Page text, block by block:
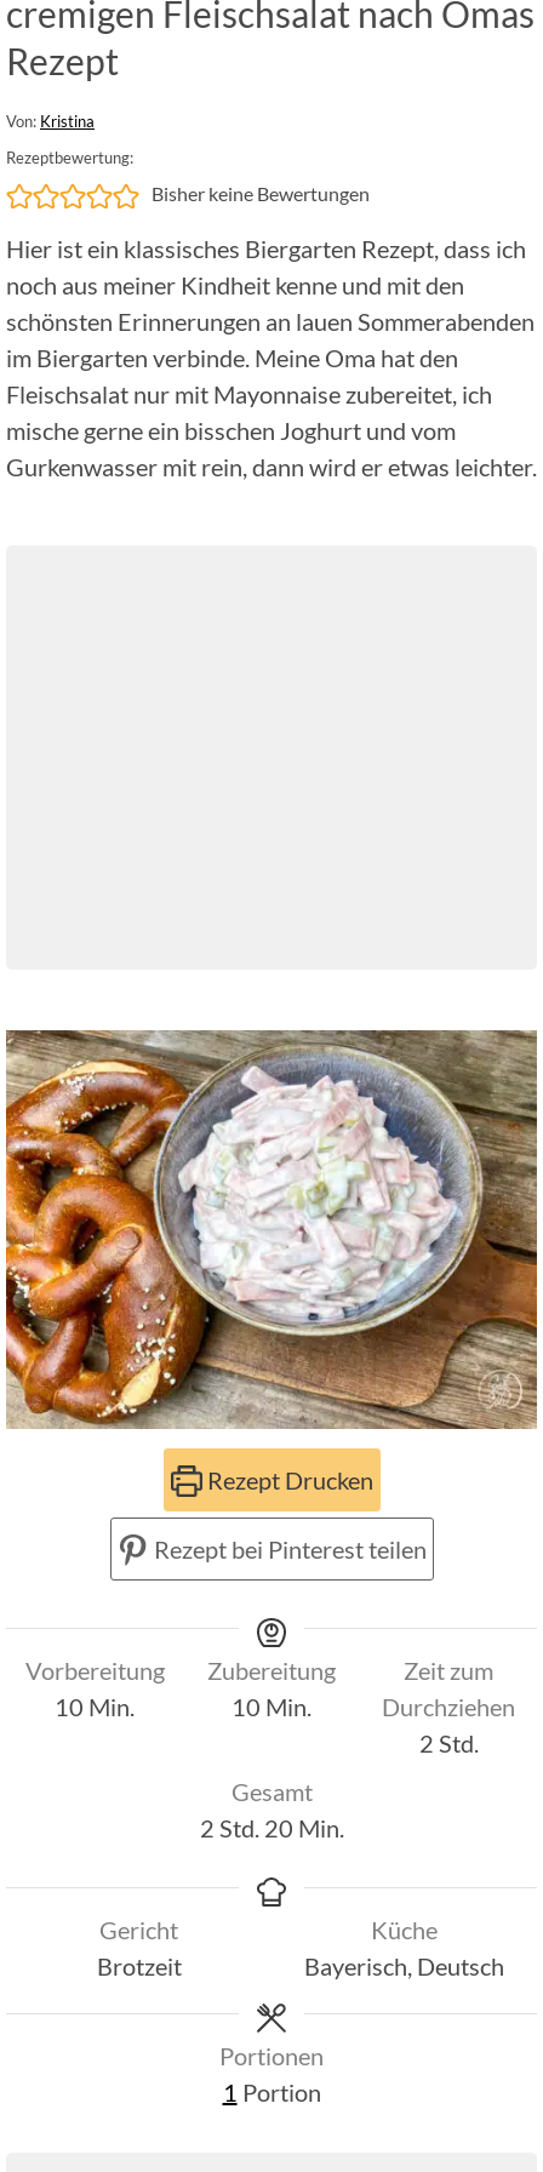
cremigen Fleischsalat nach Omas
Rezept
Von: Kristina
Rezeptbewertung:
Bisher keine Bewertungen
Hier ist ein klassisches Biergarten Rezept, dass ich
noch aus meiner Kindheit kenne und mit den
schönsten Erinnerungen an lauen Sommerabenden
im Biergarten verbinde. Meine Oma hat den
Fleischsalat nur mit Mayonnaise zubereitet, ich
mische gerne ein bisschen Joghurt und vom
Gurkenwasser mit rein, dann wird er etwas leichter.
Rezept Drucken
Rezept bei Pinterest teilen
Vorbereitung
10 Minuten
Min.
Zubereitung
10 Minuten
Min.
Zeit zum
Durchziehen
2Stunden
Std.
Gesamt
2Stunden
Std. 20Minuten
Min.
Gericht
Brotzeit
Küche
Bayerisch, Deutsch
Portionen
1 Portion